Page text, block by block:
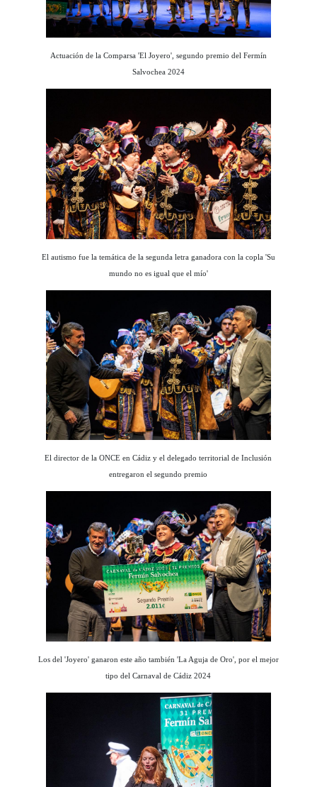
Actuación de la Comparsa 'El Joyero', segundo premio del Fermín
Salvochea 2024
El autismo fue la temática de la segunda letra ganadora con la copla 'Su
mundo no es igual que el mío'
El director de la ONCE en Cádiz y el delegado territorial de Inclusión
entregaron el segundo premio
Los del 'Joyero' ganaron este año también 'La Aguja de Oro', por el mejor
tipo del Carnaval de Cádiz 2024